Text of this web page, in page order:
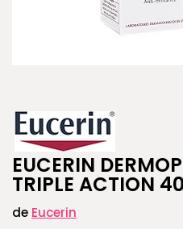
EUCERIN
TRIPLE ACTION
de Eucerin